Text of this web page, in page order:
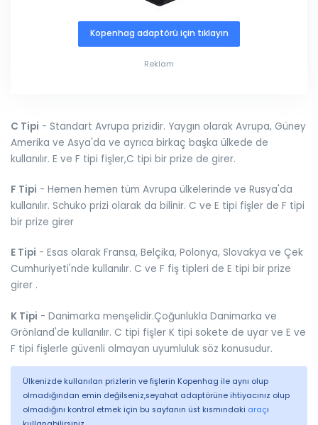
Kopenhag adaptörü için tıklayın
Reklam
C Tipi - Standart Avrupa prizidir. Yaygın olarak Avrupa, Güney
Amerika ve Asya'da ve ayrıca birkaç başka ülkede de
kullanılır. E ve F tipi fişler,C tipi bir prize de girer.
F Tipi - Hemen hemen tüm Avrupa ülkelerinde ve Rusya'da
kullanılır. Schuko prizi olarak da bilinir. C ve E tipi fişler de F tipi
bir prize girer
E Tipi - Esas olarak Fransa, Belçika, Polonya, Slovakya ve Çek
Cumhuriyeti'nde kullanılır. C ve F fiş tipleri de E tipi bir prize
girer .
K Tipi - Danimarka menşelidir.Çoğunlukla Danimarka ve
Grönland'de kullanılır. C tipi fişler K tipi sokete de uyar ve E ve
F tipi fişlerle güvenli olmayan uyumluluk söz konusudur.
Ülkenizde kullanılan prizlerin ve fişlerin Kopenhag ile aynı olup
olmadığından emin değilseniz,seyahat adaptörüne ihtiyacınız olup
olmadığını kontrol etmek için bu sayfanın üst kısmındaki araçı